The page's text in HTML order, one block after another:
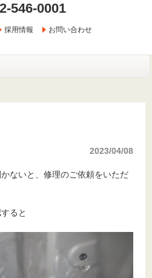
546-0001
採用情報 お問い合わせ
2023/04/08
ないと、修理のご依頼をいただ
ると